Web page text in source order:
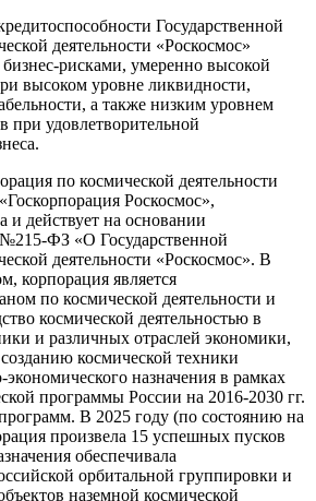
Государственной
деятельности «Роскосмос»
рисками, умеренно высокой
высоком уровне ликвидности,
а также низким уровнем
при удовлетворительной
по космической деятельности
Роскосмос»,
и действует на основании
ФЗ «О Государственной
деятельности «Роскосмос». В
корпорация является
по космической деятельности и
космической деятельностью в
и различных отраслей экономики,
космической техники
назначения в рамках
программы России на 2016-2030 гг.
В 2025 году (по состоянию на
произвела 15 успешных пусков
обеспечивала
орбитальной группировки и
наземной космической